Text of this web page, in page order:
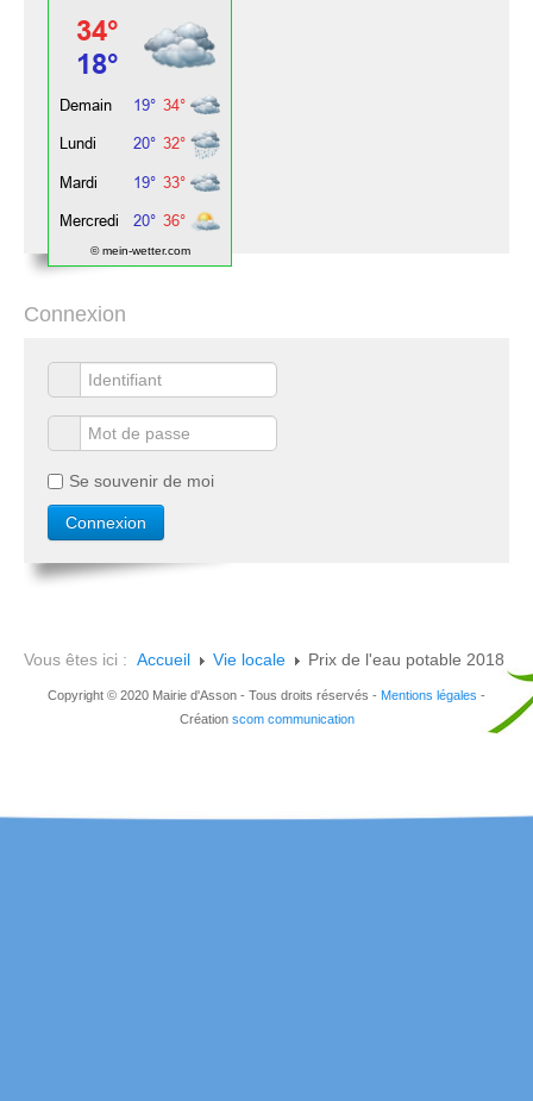
© mein-wetter.com
Connexion
Se souvenir de moi
Vous êtes ici : Accueil Vie locale Prix de l'eau potable 2018
Copyright © 2020 Mairie d'Asson - Tous droits réservés - Mentions légales -
Création scom communication